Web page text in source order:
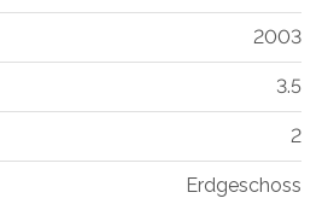
2003
3.5
2
Erdgeschoss